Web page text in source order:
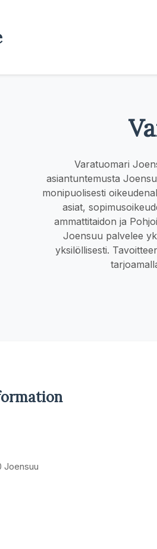
Varatuomari
asiantuntemusta
monipuolisesti
asiat,
ammattitaidon ja
Joensuu palvelee
yksilöllisesti.
Joensuu